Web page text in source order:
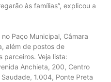
às famílias”, explicou a
Paço Municipal, Câmara
além de postos de
parceiros. Veja lista:
Anchieta, 200, Centro
1.004, Ponte Preta